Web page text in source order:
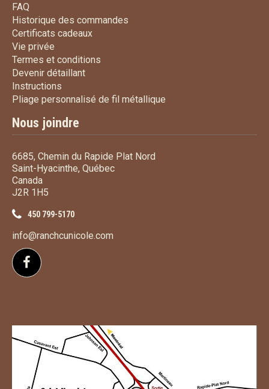
FAQ
Historique des commandes
Certificats cadeauxCertificats cadeaux
Vie privée
Termes et conditions
Devenir détaillantDevenir détaillant
Instructions
Pliage personnalisé de fil métallique
Nous joindre
6685, Chemin du Rapide Plat Nord
Saint-Hyacinthe, Québec
Canada
J2R 1H5
450 799-5170
info@ranchcunicole.com
Suivez-nous sur Facebook